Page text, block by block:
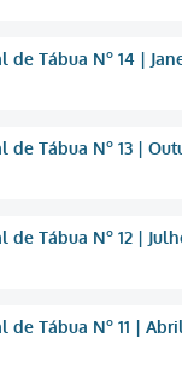
Tábua Nº 14 |
Tábua Nº 13 |
Tábua Nº 12 |
Tábua Nº 11 |